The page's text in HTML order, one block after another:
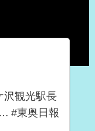
観光駅長
#東奥日報